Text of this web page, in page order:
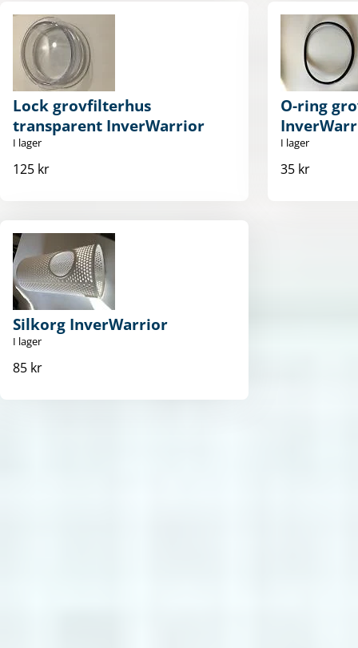
Lock grovfilterhus
transparent InverWarrior
I lager
125 kr
O-ring
I lager
35 kr
Silkorg InverWarrior
I lager
85 kr